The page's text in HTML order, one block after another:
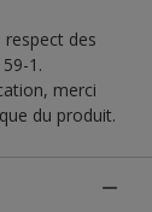
des
1.
merci
du produit.